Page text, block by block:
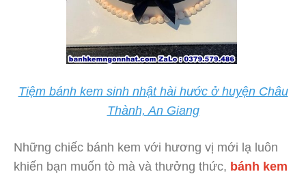
Tiệm bánh kem sinh nhật hài hước ở huyện Châu
Thành, An Giang
Những chiếc bánh kem với hương vị mới lạ luôn
khiến bạn muốn tò mà và thưởng thức, bánh kem